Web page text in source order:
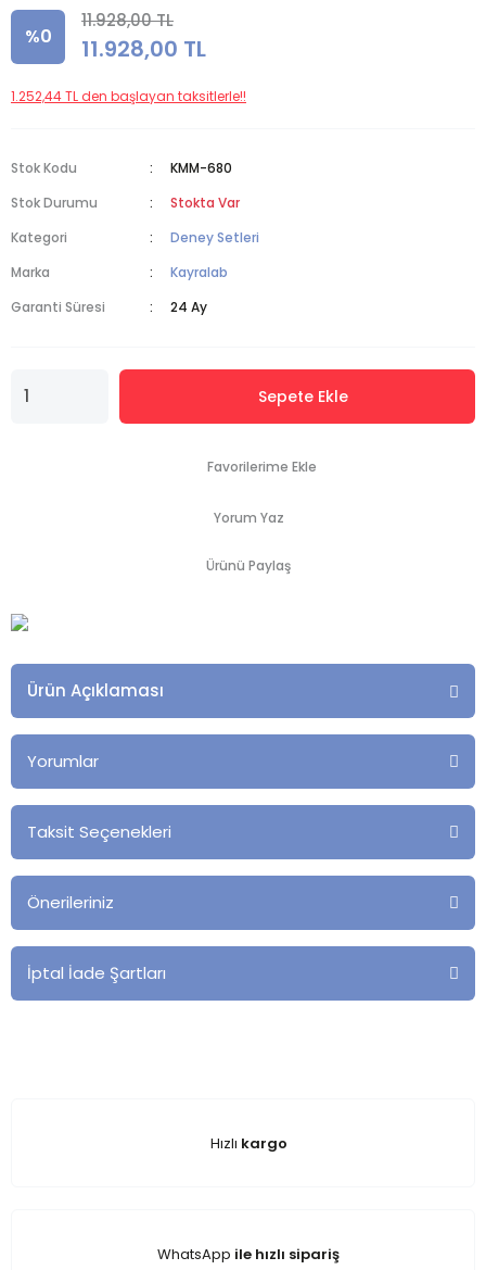
%0
11.928,00 TL
11.928,00 TL
1.252,44 TL den başlayan taksitlerle!!
Stok Kodu
KMM-680
Stok Durumu
Stokta Var
Kategori
Deney Setleri
Marka
Kayralab
Garanti Süresi
24 Ay
Sepete Ekle
Yorum Yaz
Ürünü Paylaş
Ürün Açıklaması
Yorumlar
Taksit Seçenekleri
Önerileriniz
İptal İade Şartları
Hızlı kargo
WhatsApp ile hızlı sipariş